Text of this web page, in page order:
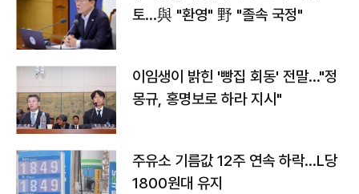
토…與 "환영" 野 "졸속 국정"
이임생이 밝힌 '빵집 회동' 전말…"정
몽규, 홍명보로 하라 지시"
주유소 기름값 12주 연속 하락…L당
1800원대 유지